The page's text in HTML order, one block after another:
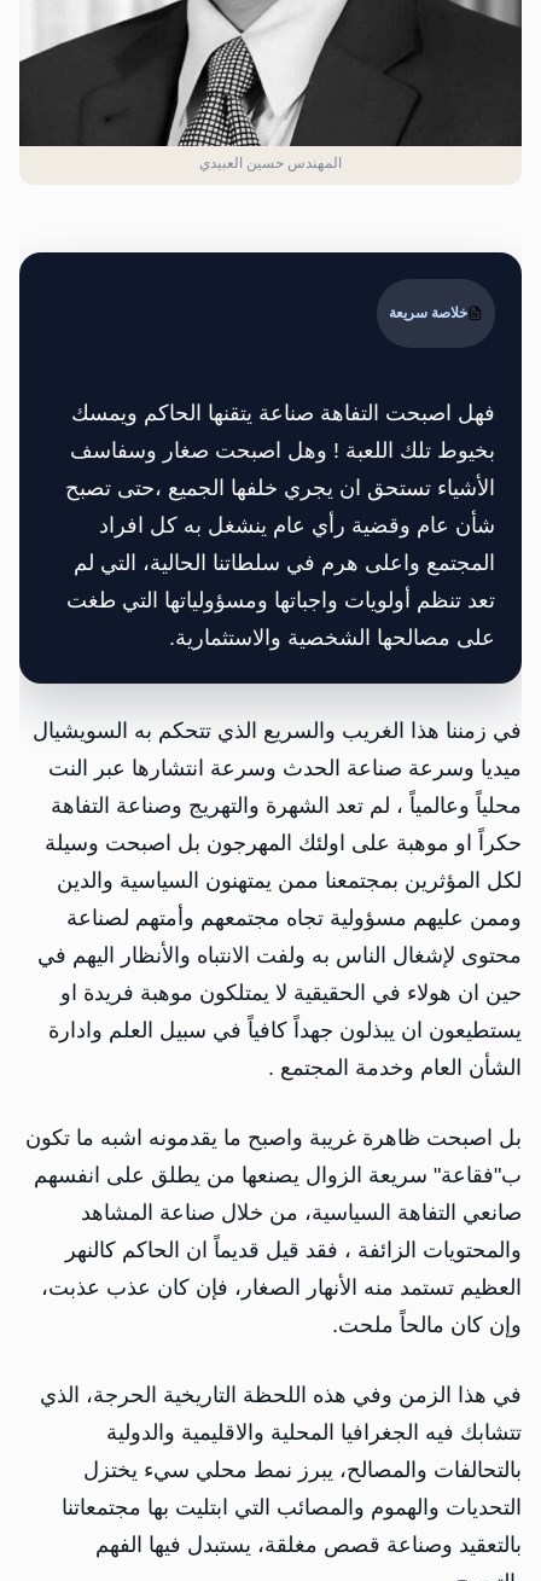
المهندس حسين العبيدي
خلاصة سريعة
فهل اصبحت التفاهة صناعة يتقنها الحاكم ويمسك
بخيوط تلك اللعبة ! وهل اصبحت صغار وسفاسف
الأشياء تستحق ان يجري خلفها الجميع ،حتى تصبح
شأن عام وقضية رأي عام ينشغل به كل افراد
المجتمع واعلى هرم في سلطاتنا الحالية، التي لم
تعد تنظم أولويات واجباتها ومسؤولياتها التي طغت
على مصالحها الشخصية والاستثمارية.
في زمننا هذا الغريب والسريع الذي تتحكم به السويشيال
ميديا وسرعة صناعة الحدث وسرعة انتشارها عبر النت
محلياً وعالمياً ، لم تعد الشهرة والتهريج وصناعة التفاهة
حكراً او موهبة على اولئك المهرجون بل اصبحت وسيلة
لكل المؤثرين بمجتمعنا ممن يمتهنون السياسية والدين
وممن عليهم مسؤولية تجاه مجتمعهم وأمتهم لصناعة
محتوى لإشغال الناس به ولفت الانتباه والأنظار اليهم في
حين ان هولاء في الحقيقية لا يمتلكون موهبة فريدة او
يستطيعون ان يبذلون جهداً كافياً في سبيل العلم وادارة
الشأن العام وخدمة المجتمع .
بل اصبحت ظاهرة غريبة واصبح ما يقدمونه اشبه ما تكون
ب"فقاعة" سريعة الزوال يصنعها من يطلق على انفسهم
صانعي التفاهة السياسية، من خلال صناعة المشاهد
والمحتويات الزائفة ، فقد قيل قديماً ان الحاكم كالنهر
العظيم تستمد منه الأنهار الصغار، فإن كان عذب عذبت،
وإن كان مالحاً ملحت.
في هذا الزمن وفي هذه اللحظة التاريخية الحرجة، الذي
تتشابك فيه الجغرافيا المحلية والاقليمية والدولية
بالتحالفات والمصالح، يبرز نمط محلي سيء يختزل
التحديات والهموم والمصائب التي ابتليت بها مجتمعاتنا
بالتعقيد وصناعة قصص مغلقة، يستبدل فيها الفهم